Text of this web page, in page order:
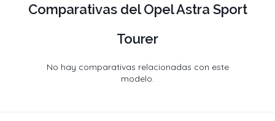
Comparativas del Opel Astra Sport
Tourer
No hay comparativas relacionadas con este
modelo.